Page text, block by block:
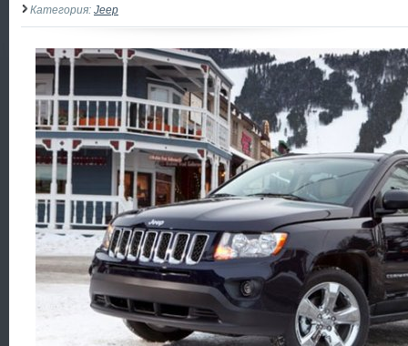
Категория: Jeep